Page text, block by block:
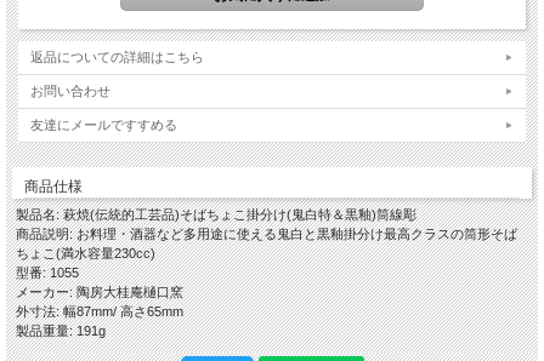
※冷凍庫は破損の原因となりますので、絶対にしないようにご注意ください。
〇器にやさしいお取り扱い－お使いいただく前に器を水につける
※お料理を引き立てると共に、醤油などの糖分によるカビの発生を抑制します。
「掛分け(鬼白＆黒釉)という作風」
伝統的工芸品萩焼の指定材料にある萩焼の基本となる「大道土」に赤土を混ぜ砂を
入れて水曳きし、乾燥させながら高台や高台脇を削り全体の形を整えしっかり乾燥
させて素焼きをし、稲刈りをした後のわらを燃やした灰が主原料のわら灰釉を一部
分を残してたっぷり掛け、残りの部分に鉄分が主原料の黒釉を掛け分けて酸化焼成
で本焼をします。
窯出しをして焼ヒビなどが無いかをしっかりチェックして完成となりますが、樋口
大桂がこの世界に入るきっかけとなり鬼白という作風のお手本とした、三輪休和氏
の抹茶碗が雪が解け地肌が見えるようなしっとりとした風合いで、その縮みが多す
ぎても少なすぎても納得のいく作品とはならず、黒釉という釉薬を掛け分けること
でさらにその難度が増しその出来栄えによって特・松・竹・梅とランク分けをし価
格も違います。
複数の釉薬を掛分けるという技法は萩焼の中に古くからあったものですが、鬼白と
返品についての詳細はこちら
お問い合わせ
友達にメールですすめる
商品仕様
製品名: 萩焼(伝統的工芸品)そばちょこ掛分け(鬼白特＆黒釉)筒線彫
商品説明: お料理・酒器など多用途に使える鬼白と黒釉掛分け最高クラスの筒形そば
ちょこ(満水容量230cc)
型番: 1055
メーカー: 陶房大桂庵樋口窯
外寸法: 幅87mm/ 高さ65mm
製品重量: 191g